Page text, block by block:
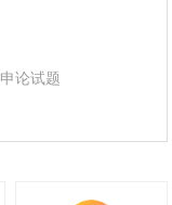
申论试题